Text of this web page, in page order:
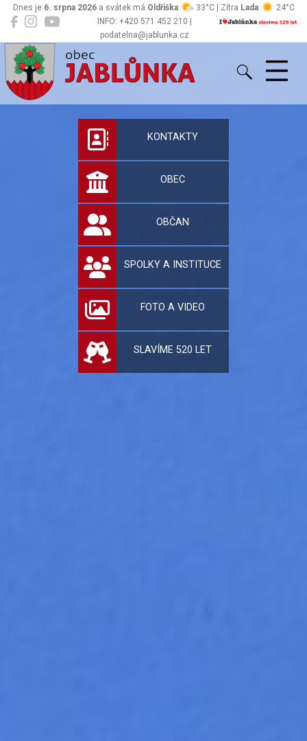
INFO: +420 571 452 210 |
podatelna@jablunka.cz
Dnes je 6. srpna 2026a svátek má Oldřiška 33°C | Zítra Lada 24°C
Jablůnka
Oficiální stránky
KONTAKTY
OBEC
OBČAN
SPOLKY A INSTITUCE
FOTO A VIDEO
SLAVÍME 520 LET